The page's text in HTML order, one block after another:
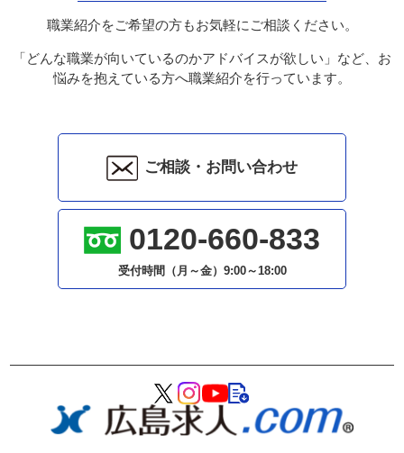
職業紹介をご希望の方もお気軽にご相談ください。
「どんな職業が向いているのかアドバイスが欲しい」など、お
悩みを抱えている方へ職業紹介を行っています。
ご相談・お問い合わせ
0120-660-833
受付時間（月～金） 9:00～18:00